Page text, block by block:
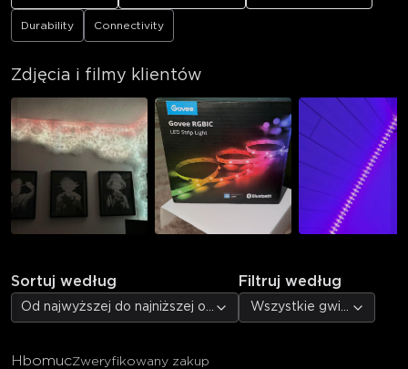
Durability Connectivity
Zdjęcia i filmy klientów
Sortuj według
Od najwyższej do najniższej oceny
Filtruj według
Wszystkie gwiazdki
HbomucZweryfikowany zakup